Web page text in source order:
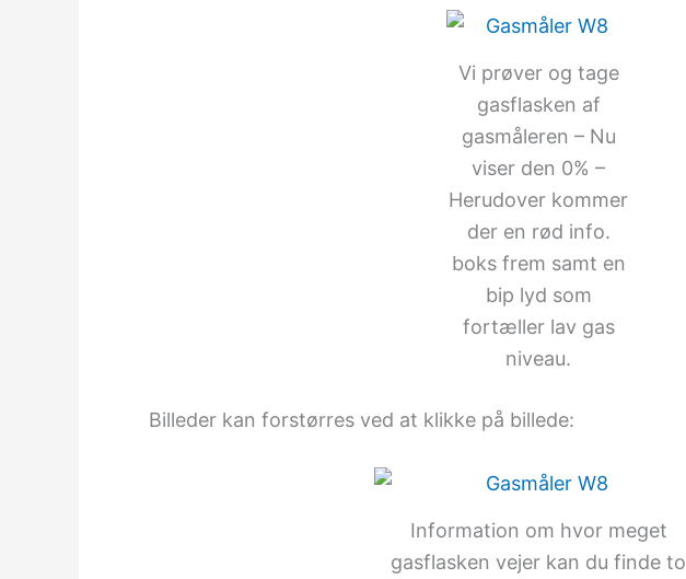
Vi prøver og tage
gasflasken af
gasmåleren – Nu
viser den 0% –
Herudover kommer
der en rød info.
boks frem samt en
bip lyd som
fortæller lav gas
niveau.
Billeder kan forstørres ved at klikke på billede:
Information om hvor meget
gasflasken vejer kan du finde to